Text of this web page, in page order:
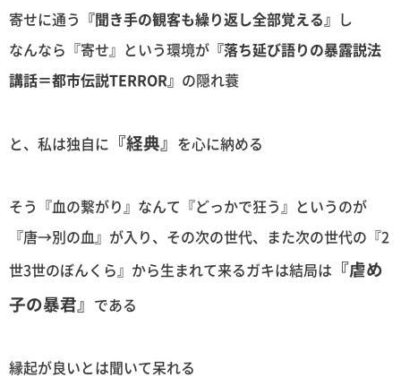
寄せに通う 『聞き手の観客も繰り返し全部覚える』 し
なんなら『寄せ』という環境が 『落ち延び語りの暴露説法
講話＝都市伝説TERROR』 の隠れ蓑
と、私は独自に 『経典』 を心に納める
そう『血の繋がり』なんて『どっかで狂う』というのが
『唐→別の血』が入り、その次の世代、また次の世代の『2
世3世のぼんくら』から生まれて来るガキは結局は 『虐め
子の暴君』 である
縁起が良いとは聞いて呆れる